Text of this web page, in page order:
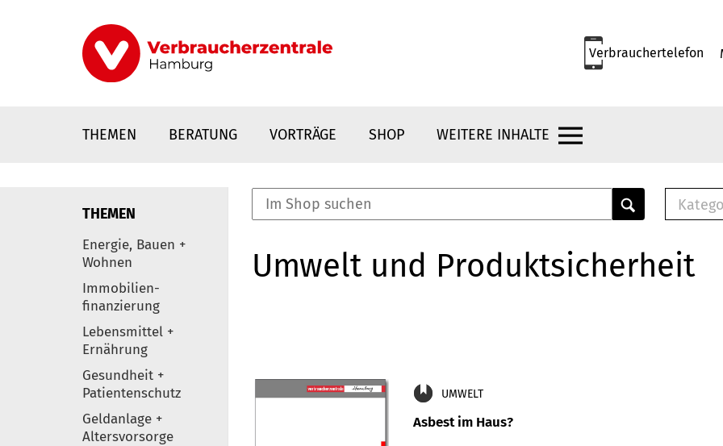
Verbrauchertelefon
THEMEN BERATUNG VORTRÄGE SHOP WEITERE INHALTE
Elemente
THEMEN
Energie, Bauen +
Wohnen
Immobilien-
finanzierung
Lebensmittel +
Ernährung
Gesundheit +
Patientenschutz
Geldanlage +
Altersvorsorge
Umwelt und Produktsicherheit
UMWELT
Asbest im Haus?